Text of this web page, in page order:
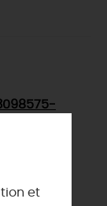
siecle
et